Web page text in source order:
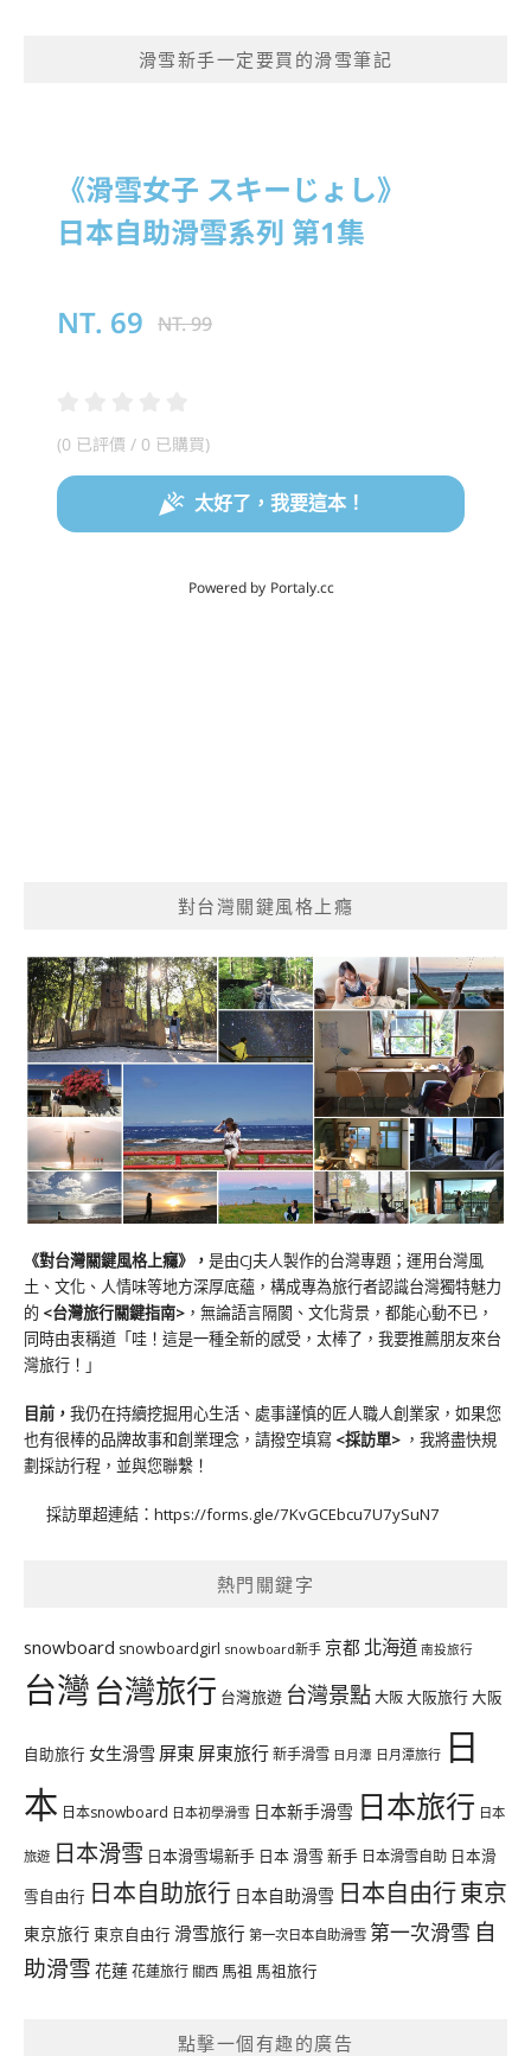
滑雪新手一定要買的滑雪筆記
對台灣關鍵風格上癮
《對台灣關鍵風格上癮》 ， 是由CJ夫人製作的台灣專題；運用台灣風
土、文化、人情味等地方深厚底蘊，構成專為旅行者認識台灣獨特魅力
的 <台灣旅行關鍵指南> ，無論語言隔閡、文化背景，都能心動不已，
同時由衷稱道「哇！這是一種全新的感受，太棒了，我要推薦朋友來台
灣旅行！」
目前， 我仍在持續挖掘用心生活、處事謹慎的匠人職人創業家，如果您
也有很棒的品牌故事和創業理念，請撥空填寫 <採訪單> ，我將盡快規
劃採訪行程，並與您聯繫！
採訪單超連結： https://forms.gle/7KvGCEbcu7U7ySuN7
熱門關鍵字
snowboard snowboardgirl snowboard新手 京都 北海道 南投旅行
台灣台灣旅行 台灣旅遊 台灣景點大阪大阪旅行大阪
自助旅行 女生滑雪 屏東 屏東旅行新手滑雪 日月潭 日月潭旅行 日
本 日本snowboard 日本初學滑雪 日本新手滑雪 日本旅行 日本
旅遊 日本滑雪 日本滑雪場新手 日本 滑雪 新手 日本滑雪自助 日本滑
雪自由行 日本自助旅行 日本自助滑雪 日本自由行東京
東京旅行 東京自由行 滑雪旅行 第一次日本自助滑雪 第一次滑雪 自
助滑雪 花蓮花蓮旅行 關西 馬祖 馬祖旅行
點擊一個有趣的廣告